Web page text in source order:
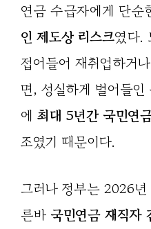
연금 수급자에게 단순
인 제도상 리스크였다.
접어들어 재취업하거
면, 성실하게 벌어들
에 최대 5년간 국민연
조였기 때문이다.
그러나 정부는 2026
른바 국민연금 재직자